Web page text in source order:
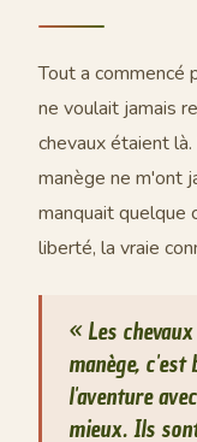
Tout a commencé
ne voulait jamais
chevaux étaient
manège ne m'ont
manquait quelque
liberté, la vraie
« Les
manège, c'est
l'aventure
mieux. Ils